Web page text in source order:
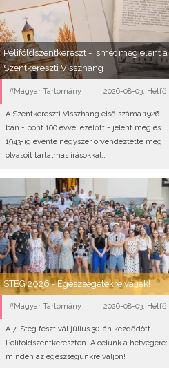
Péliföldszentkereszt - Ismét megjelent a
Szentkereszti Visszhang
#Magyar Tartomány 2026-08-03, Hétfő
A Szentkereszti Visszhang első száma 1926-
ban - pont 100 évvel ezelőtt - jelent meg és
1943-ig évente négyszer örvendeztette meg
olvasóit tartalmas írásokkal..
STÉG 2026 - Egészségetekre váljék!
#Magyar Tartomány 2026-08-03, Hétfő
A 7. Stég fesztivál július 30-án kezdődött
Péliföldszentkereszten. A célunk a hétvégére:
minden az egészségünkre váljon!